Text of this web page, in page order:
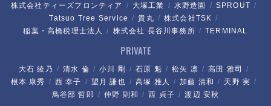
株式会社ティーズフロンティア 大塚工業 水野造園
SPROUT
Tatsuo Tree Service
貴丸
株式会社TSK
稲葉・高橋税理士法人
株式会社 長谷川事務所 TERMINAL
PRIVATE
大石 綾乃 清水 倫 小川 剛 石原 魁 松矢 凛
高田 雅司
根本 康秀
西 幸子 望月 謙也 高塚 雅人 加藤 清和
天野 実
鳥谷部 哲郎
仲野 則和 西 貞子 渡辺 安秋